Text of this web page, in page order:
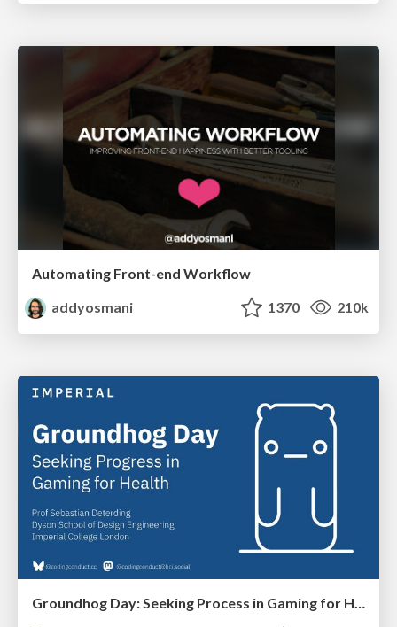
Automating Front-end Workflow
addyosmani
1370 210k
Groundhog Day: Seeking Process in Gaming for Health